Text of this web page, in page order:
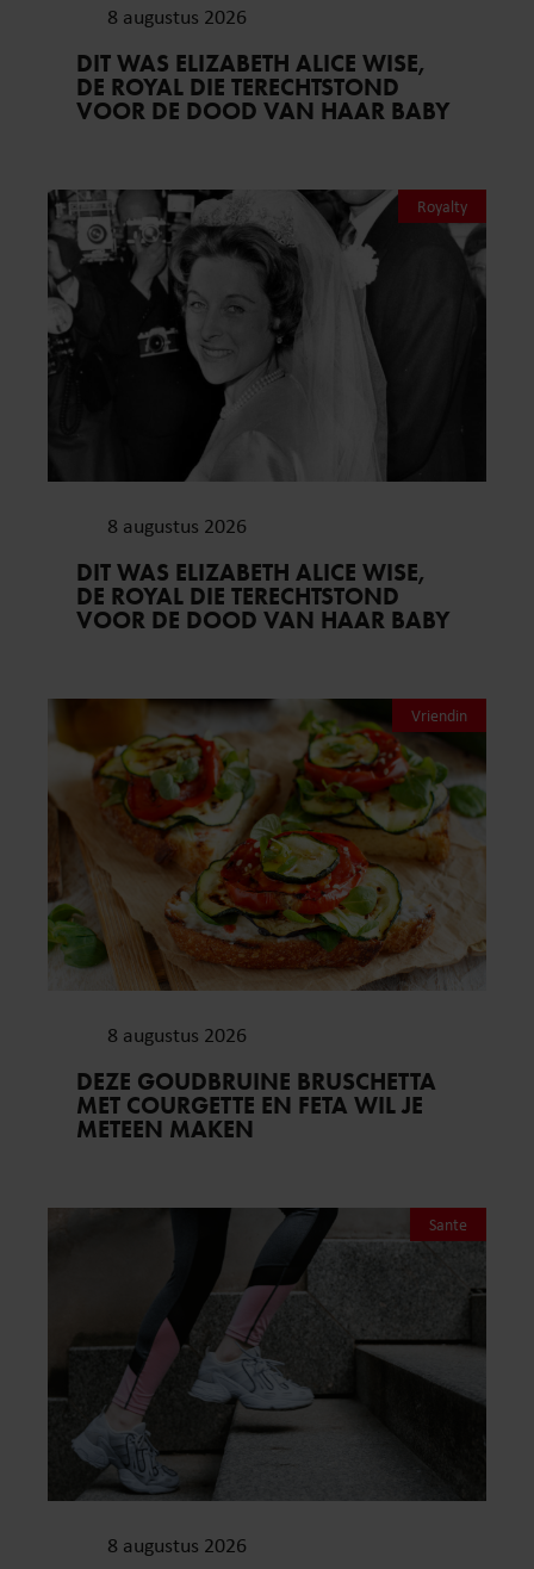
8 augustus 2026
DIT WAS ELIZABETH ALICE WISE,
DE ROYAL DIE TERECHTSTOND
VOOR DE DOOD VAN HAAR BABY
Royalty
8 augustus 2026
DIT WAS ELIZABETH ALICE WISE,
DE ROYAL DIE TERECHTSTOND
VOOR DE DOOD VAN HAAR BABY
Vriendin
8 augustus 2026
DEZE GOUDBRUINE BRUSCHETTA
MET COURGETTE EN FETA WIL JE
METEEN MAKEN
Sante
8 augustus 2026